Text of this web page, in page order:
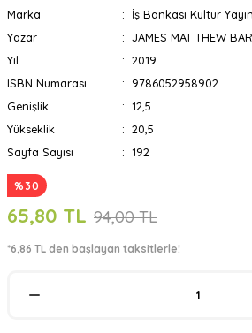
Marka
İş Bankası Kültür
Yazar
JAMES MAT THEW
Yıl
2019
ISBN Numarası
9786052958902
Genişlik
12,5
Yükseklik
20,5
Sayfa Sayısı
192
%30
65,80 TL 94,00 TL
*6,86 TL den başlayan taksitlerle!